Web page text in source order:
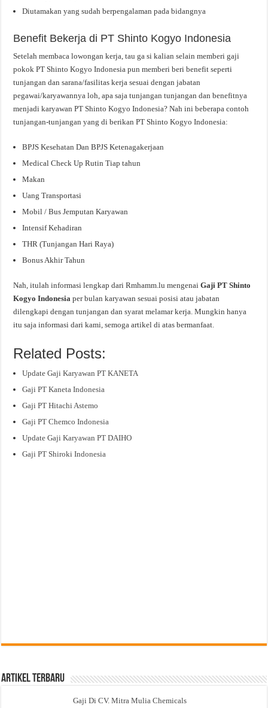
Diutamakan yang sudah berpengalaman pada bidangnya
Benefit Bekerja di PT Shinto Kogyo Indonesia
Setelah membaca lowongan kerja, tau ga si kalian selain memberi gaji
pokok PT Shinto Kogyo Indonesia pun memberi beri benefit seperti
tunjangan dan sarana/fasilitas kerja sesuai dengan jabatan
pegawai/karyawannya loh, apa saja tunjangan tunjangan dan benefitnya
menjadi karyawan PT Shinto Kogyo Indonesia? Nah ini beberapa contoh
tunjangan-tunjangan yang di berikan PT Shinto Kogyo Indonesia:
BPJS Kesehatan Dan BPJS Ketenagakerjaan
Medical Check Up Rutin Tiap tahun
Makan
Uang Transportasi
Mobil / Bus Jemputan Karyawan
Intensif Kehadiran
THR (Tunjangan Hari Raya)
Bonus Akhir Tahun
Nah, itulah informasi lengkap dari Rmhamm.lu mengenaiGaji PT Shinto
Kogyo Indonesiaper bulan karyawan sesuai posisi atau jabatan
dilengkapi dengan tunjangan dan syarat melamar kerja. Mungkin hanya
itu saja informasi dari kami, semoga artikel di atas bermanfaat.
Related Posts:
Update Gaji Karyawan PT KANETA
Gaji PT Kaneta Indonesia
Gaji PT Hitachi Astemo
Gaji PT Chemco Indonesia
Update Gaji Karyawan PT DAIHO
Gaji PT Shiroki Indonesia
Artikel Terbaru
Gaji Di CV. Mitra Mulia Chemicals